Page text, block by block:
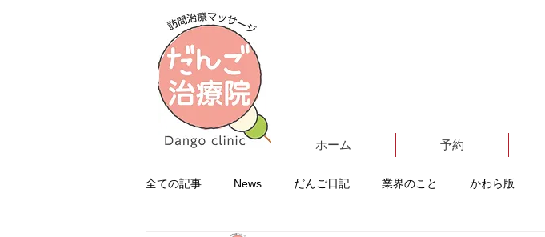
ホーム 予約
全ての記事 News だんご日記 業界のこと かわら版